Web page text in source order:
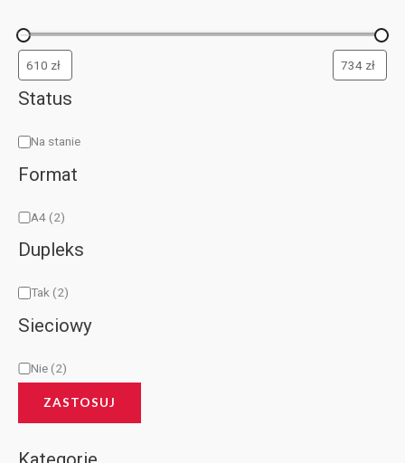
Status
Na stanie
Format
A4 (2)
Dupleks
Tak (2)
Sieciowy
Nie (2)
ZASTOSUJ